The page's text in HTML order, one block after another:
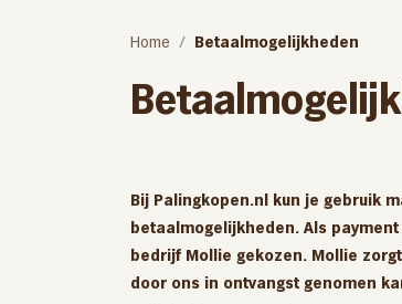
Gerookte paling
Stoofpaling
Rookpaling gepekeld
Benodigdheden
Koud gerookte zalm
Home Betaalmogelijkheden
Bij Palingkopen.nl kun je gebruik
betaalmogelijkheden. Als
bedrijf Mollie gekozen. Mollie
door ons in ontvangst genomen